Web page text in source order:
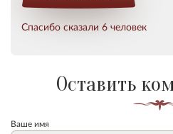
Спасибо сказали 6 человек
Оставить
Ваше имя